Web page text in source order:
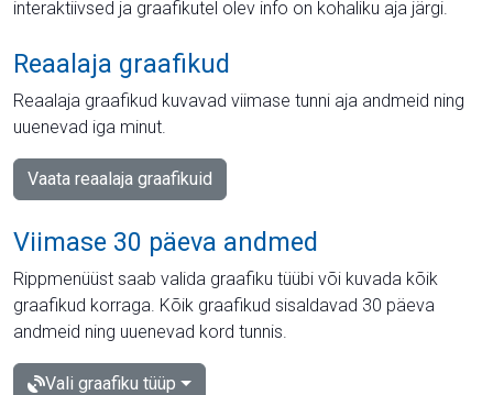
interaktiivsed ja graafikutel olev info on kohaliku aja järgi.
Reaalaja graafikud
Reaalaja graafikud kuvavad viimase tunni aja andmeid ning
uuenevad iga minut.
Vaata reaalaja graafikuid
Viimase 30 päeva andmed
Rippmenüüst saab valida graafiku tüübi või kuvada kõik
graafikud korraga. Kõik graafikud sisaldavad 30 päeva
andmeid ning uuenevad kord tunnis.
Vali graafiku tüüp